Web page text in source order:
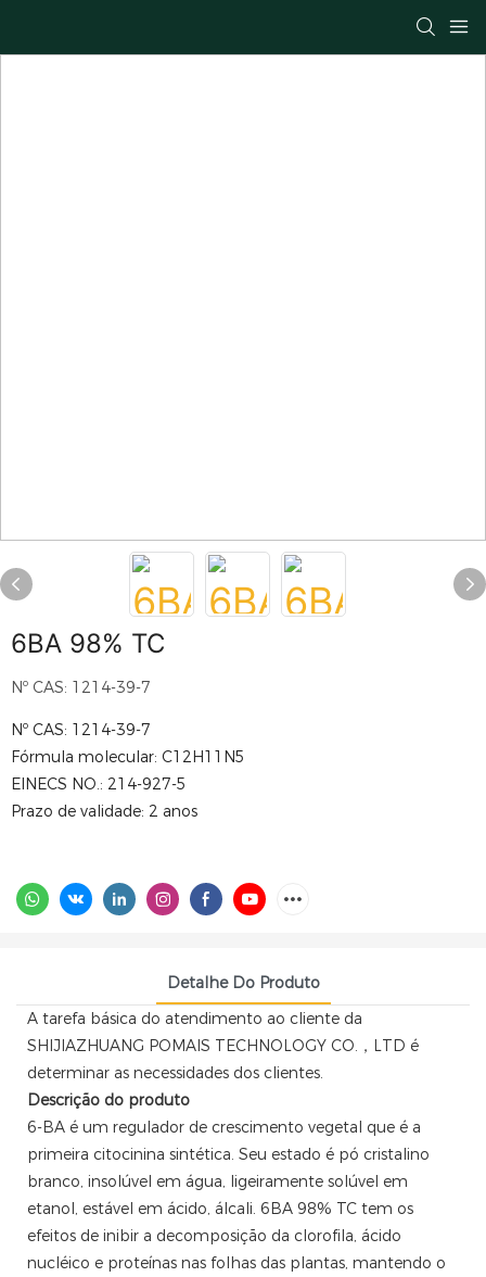
6BA 98% TC
Nº CAS: 1214-39-7
Nº CAS: 1214-39-7
Fórmula molecular: C12H11N5
EINECS NO.: 214-927-5
Prazo de validade: 2 anos
Detalhe Do Produto
A tarefa básica do atendimento ao cliente da
SHIJIAZHUANG POMAIS TECHNOLOGY CO.，LTD é
determinar as necessidades dos clientes.
Descrição do produto
6-BA é um regulador de crescimento vegetal que é a
primeira citocinina sintética. Seu estado é pó cristalino
branco, insolúvel em água, ligeiramente solúvel em
etanol, estável em ácido, álcali. 6BA 98% TC tem os
efeitos de inibir a decomposição da clorofila, ácido
nucléico e proteínas nas folhas das plantas, mantendo o